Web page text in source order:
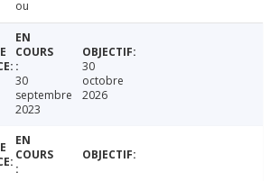
ou
30
septembre
2023
30
octobre
2026